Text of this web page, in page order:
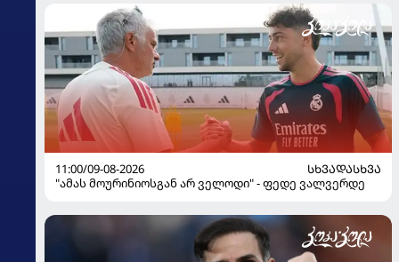
11:00/09-08-2026
ᲡᲮᲕᲐᲓᲐᲡᲮᲕᲐ
"ამას მოურინიოსგან არ ველოდი" - ფედე ვალვერდე